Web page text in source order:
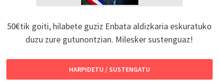
50€tik goiti, hilabete guziz Enbata aldizkaria eskuratuko
duzu zure gutunontzian. Milesker sustenguaz!
HARPIDETU / SUSTENGATU